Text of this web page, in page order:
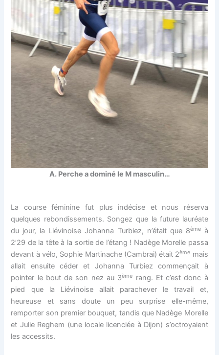
A. Perche a dominé le M masculin…
La course féminine fut plus indécise et nous réserva
quelques rebondissements. Songez que la future lauréate
du jour, la Liévinoise Johanna Turbiez, n’était que 8èmeà
2’29 de la tête à la sortie de l’étang ! Nadège Morelle passa
devant à vélo, Sophie Martinache (Cambrai) était 2ème mais
allait ensuite céder et Johanna Turbiez commençait à
pointer le bout de son nez au 3ème rang. Et c’est donc à
pied que la Liévinoise allait parachever le travail et,
heureuse et sans doute un peu surprise elle-même,
remporter son premier bouquet, tandis que Nadège Morelle
et Julie Reghem (une locale licenciée à Dijon) s’octroyaient
les accessits.